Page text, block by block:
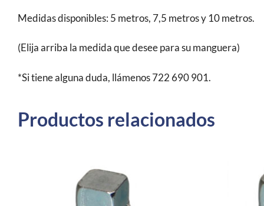
Medidas disponibles: 5 metros, 7,5 metros y 10 metros.
(Elija arriba la medida que desee para su manguera)
*Si tiene alguna duda, llámenos 722 690 901.
Productos relacionados